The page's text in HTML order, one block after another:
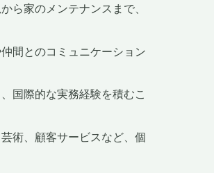
ら家のメンテナンスまで、
間とのコミュニケーション
国際的な実務経験を積むこ
術、顧客サービスなど、個